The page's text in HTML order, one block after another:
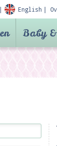
English
Baby